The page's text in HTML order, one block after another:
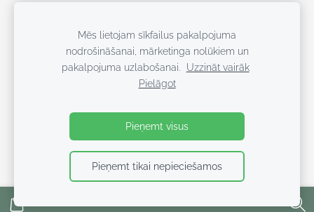
Visas tiesības ieturētas WUF KIDS
Mēs lietojam sīkfailus pakalpojuma
nodrošināšanai, mārketinga nolūkiem un
pakalpojuma uzlabošanai.
Uzzināt vairāk
Pielāgot
Pieņemt visus
Pieņemt tikai nepieciešamos